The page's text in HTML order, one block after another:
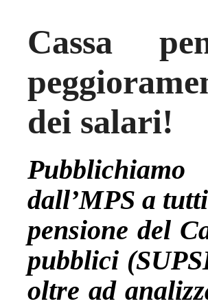
Cassa
dei salari!
dall’MPS a
pensione del
pubblici
oltre ad